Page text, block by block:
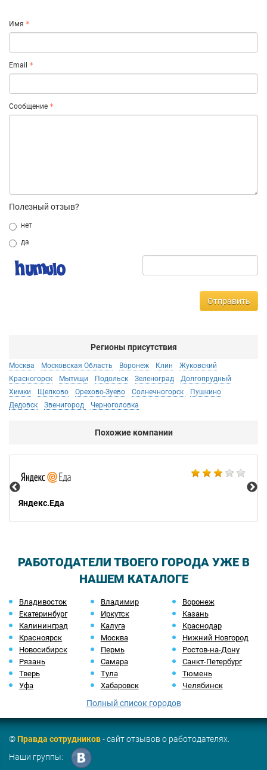
Имя
Email
Сообщение
Полезный отзыв?
нет
да
Отправить
Регионы присутствия
Москва Московская Область Воронеж Клин
Жуковский
Красногорск
Мытищи Подольск Зеленоград
Долгопрудный
Химки
Щелково Орехово-Зуево Солнечногорск
Пушкино
Дедовск
Звенигород Черноголовка
Похожие компании
Яндекс.Еда
РАБОТОДАТЕЛИ ТВОЕГО ГОРОДА УЖЕ В
НАШЕМ КАТАЛОГЕ
Владивосток Владимир
Воронеж
Екатеринбург
Иркутск
Казань
Калининград
Калуга
Краснодар
Красноярск
Москва
Нижний Новгород
Новосибирск
Пермь
Ростов-на-Дону
Рязань
Самара
Санкт-Петербург
Тверь
Тула
Тюмень
Уфа
Хабаровск Челябинск
Полный список городов
©Правда сотрудников- сайт отзывов о работодателях.
Наши группы: